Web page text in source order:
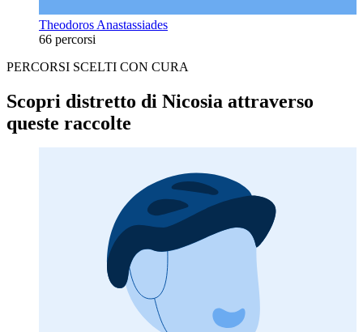
Theodoros Anastassiades
66 percorsi
PERCORSI SCELTI CON CURA
Scopri distretto di Nicosia attraverso
queste raccolte